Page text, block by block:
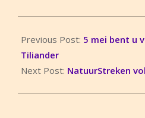
04-
08
Previous Post: 5 mei bent u
Tiliander
Next Post: NatuurStreken